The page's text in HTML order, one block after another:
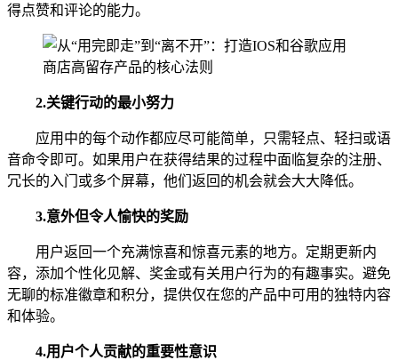
得点赞和评论的能力。
2.关键行动的最小努力
应用中的每个动作都应尽可能简单，只需轻点、轻扫或语
音命令即可。如果用户在获得结果的过程中面临复杂的注册、
冗长的入门或多个屏幕，他们返回的机会就会大大降低。
3.意外但令人愉快的奖励
用户返回一个充满惊喜和惊喜元素的地方。定期更新内
容，添加个性化见解、奖金或有关用户行为的有趣事实。避免
无聊的标准徽章和积分，提供仅在您的产品中可用的独特内容
和体验。
4.用户个人贡献的重要性意识